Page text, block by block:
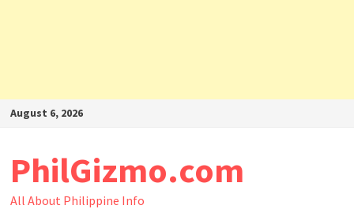
Skip
content
August 6, 2026
PhilGizmo.com
All About Philippine Info